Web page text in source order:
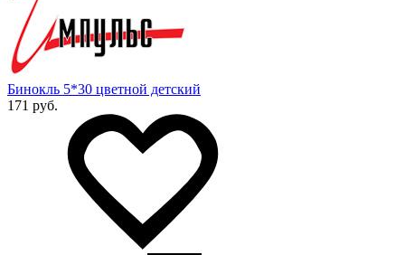
Бинокль 5*30 цветной детский
171 руб.